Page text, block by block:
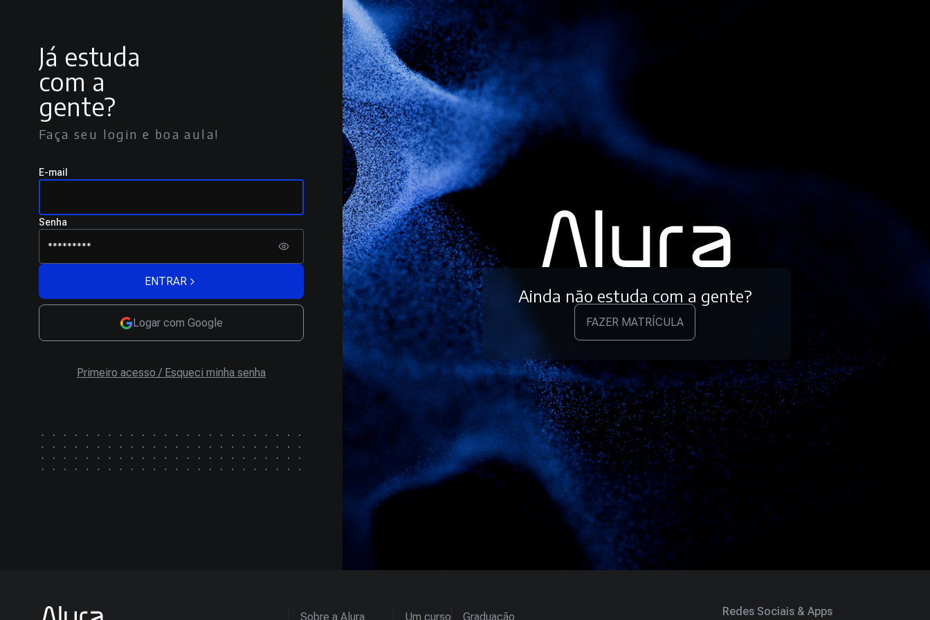
Já estuda
com a
gente?
Faça seu login e boa aula!
E-mail
Senha
ENTRAR
Logar com Google
Primeiro acesso / Esqueci minha senha
Ainda não estuda com a gente?
FAZER MATRÍCULA
Sobre a Alura Um curso Graduação Redes Sociais & Apps